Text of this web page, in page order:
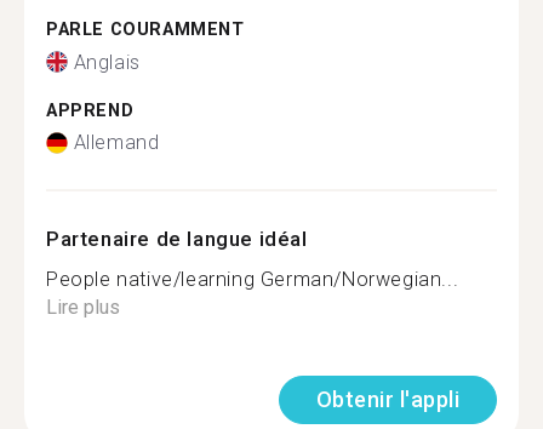
PARLE COURAMMENT
Anglais
APPREND
Allemand
Partenaire de langue idéal
People native/learning German/Norwegian...
Lire plus
Obtenir l'appli